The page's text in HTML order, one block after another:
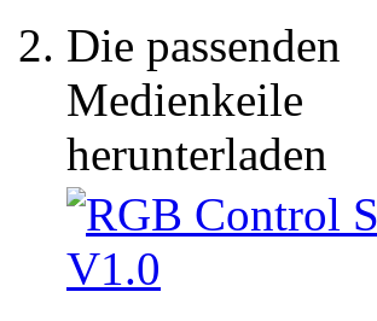
Die passenden
Medienkeile
herunterladen